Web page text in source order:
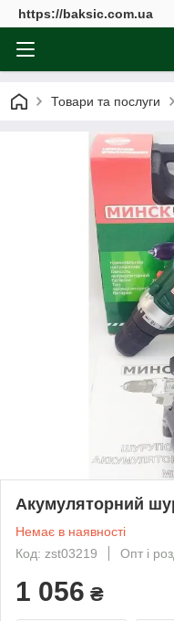
https://baksic.com.ua
Товари та послуги
Акумуляторний
Немає в наявності
Код: zst03219
Опт і
1 056 ₴